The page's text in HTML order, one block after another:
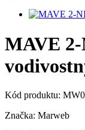
MAVE
Kód produktu:
Značka: Marweb